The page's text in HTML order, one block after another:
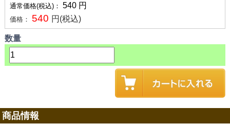
通常価格(税込)： 540 円
価格： 540 円(税込)
数量
商品情報